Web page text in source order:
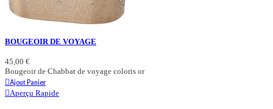
BOUGEOIR DE VOYAGE
45,00 €
Bougeoir de Chabbat de voyage coloris or
Ajout Panier
Aperçu Rapide